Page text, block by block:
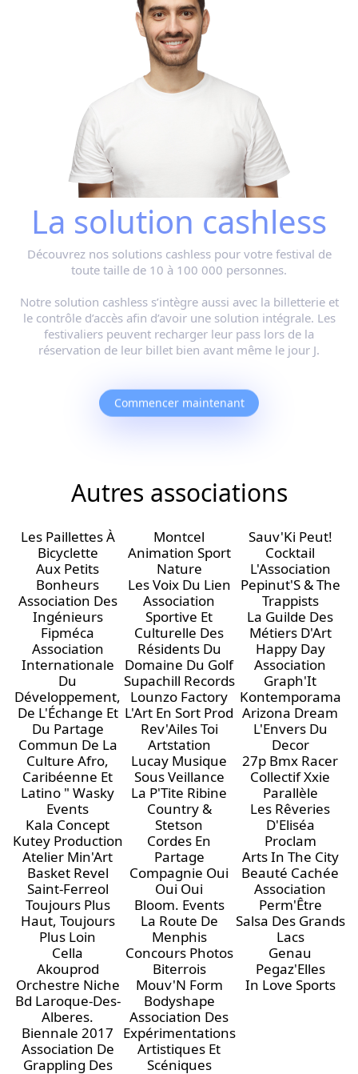
La solution cashless
Découvrez nos solutions cashless pour votre festival de
toute taille de 10 à 100 000 personnes.
Notre solution cashless s’intègre aussi avec la billetterie et
le contrôle d’accès afin d’avoir une solution intégrale. Les
festivaliers peuvent recharger leur pass lors de la
réservation de leur billet bien avant même le jour J.
Commencer maintenant
Autres associations
Les Paillettes À
Bicyclette
Aux Petits
Bonheurs
Association Des
Ingénieurs
Fipméca
Association
Internationale
Du
Développement,
De L'Échange Et
Du Partage
Commun De La
Culture Afro,
Caribéenne Et
Latino " Wasky
Events
Kala Concept
Kutey Production
Atelier Min'Art
Basket Revel
Saint-Ferreol
Toujours Plus
Haut, Toujours
Plus Loin
Cella
Akouprod
Orchestre Niche
Bd Laroque-Des-
Alberes.
Biennale 2017
Association De
Grappling Des
Montcel
Animation Sport
Nature
Les Voix Du Lien
Association
Sportive Et
Culturelle Des
Résidents Du
Domaine Du Golf
Supachill Records
Lounzo Factory
L'Art En Sort Prod
Rev'Ailes Toi
Artstation
Lucay Musique
Sous Veillance
La P'Tite Ribine
Country &
Stetson
Cordes En
Partage
Compagnie Oui
Oui Oui
Bloom. Events
La Route De
Menphis
Concours Photos
Biterrois
Mouv'N Form
Bodyshape
Association Des
Expérimentations
Artistiques Et
Scéniques
Sauv'Ki Peut!
Cocktail
L'Association
Pepinut'S & The
Trappists
La Guilde Des
Métiers D'Art
Happy Day
Association
Graph'It
Kontemporama
Arizona Dream
L'Envers Du
Decor
27p Bmx Racer
Collectif Xxie
Parallèle
Les Rêveries
D'Eliséa
Proclam
Arts In The City
Beauté Cachée
Association
Perm'Être
Salsa Des Grands
Lacs
Genau
Pegaz'Elles
In Love Sports